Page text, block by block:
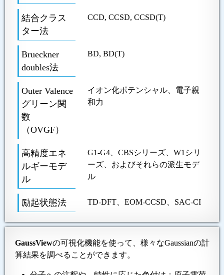
結合クラス
ター法
CCD, CCSD, CCSD(T)
Brueckner
doubles法
BD, BD(T)
Outer Valence
グリーン関
数
（OVGF）
イオン化ポテンシャル、電子親
和力
高精度エネ
ルギーモデ
ル
G1-G4、CBSシリーズ、W1シリ
ーズ、およびそれらの派生モデ
ル
励起状態法 TD-DFT、EOM-CCSD、SAC-CI
GaussViewの可視化機能を使って、様々なGaussianの計
算結果を調べることができます。